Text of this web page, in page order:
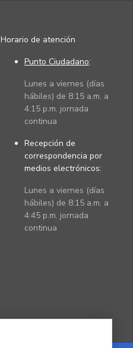
Horario de atención
Punto Ciudadano:
Lunes a viernes (días
hábiles) de 8:15 a.m. a
4:15 p.m. jornada
continua
Recepción de
correspondencia por
medios electrónicos:
Lunes a viernes (días
hábiles) de 8:15 a.m. a
4:45 p.m. jornada
continua